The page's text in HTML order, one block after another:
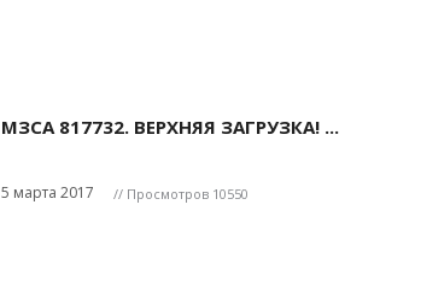
МЗСА 817732. ВЕРХНЯЯ ЗАГРУЗКА! ...
5 марта 2017 // Просмотров 10550